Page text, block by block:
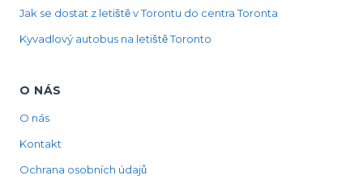
Jak se dostat z letiště v Torontu do centra Toronta
Kyvadlový autobus na letiště Toronto
O NÁS
O nás
Kontakt
Ochrana osobních údajů